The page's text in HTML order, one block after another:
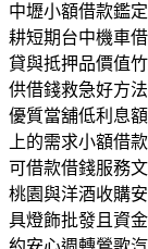
中壢小額借款鑑
耕短期台中機車
貸與抵押品價值
供借錢救急好方
優質當舖低利息
上的需求小額借
可借款借錢服務
桃園與洋酒收購
具燈飾批發且資